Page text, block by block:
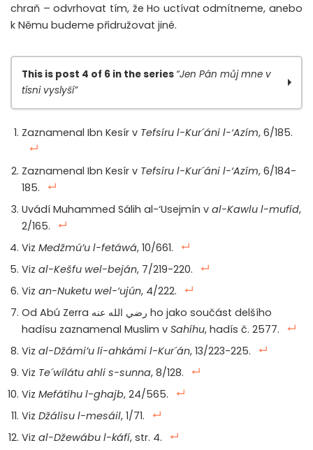
chraň – odvrhovat tím, že Ho uctívat odmítneme, anebo
k Němu budeme přidružovat jiné.
This is post 4 of 6 in the series“Jen Pán můj mne v
tísni vyslyší”
Jen Pán můj mne v tísni vyslyší, díl I.
Jen Pán můj mne v tísni vyslyší, díl II.
Jen Pán můj mne v tísni vyslyší, díl IV.
Jen Pán můj mne v tísni vyslyší, díl V.
Jen Pán můj mne v tísni vyslyší, díl VI.
Zaznamenal Ibn Kesír v Tefsíru l-Kur´áni l-‘Azím, 6/185.
Zaznamenal Ibn Kesír v Tefsíru l-Kur´áni l-‘Azím, 6/184-
185.
Uvádí Muhammed Sálih al-‘Usejmín v al-Kawlu l-mufíd,
2/165.
Viz Medžmú’u l-fetáwá, 10/661.
Viz al-Kešfu wel-beján, 7/219-220.
Viz an-Nuketu wel-‘ujún, 4/222.
Od Abú Zerra رضي الله عنه ho jako součást delšího
hadísu zaznamenal Muslim v Sahíhu, hadís č. 2577.
Viz al-Džámi’u li-ahkámi l-Kur´án, 13/223-225.
Viz Te´wílátu ahli s-sunna, 8/128.
Viz Mefátíhu l-ghajb, 24/565.
Viz Džálisu l-mesáil, 1/71.
Viz al-Džewábu l-káfí, str. 4.